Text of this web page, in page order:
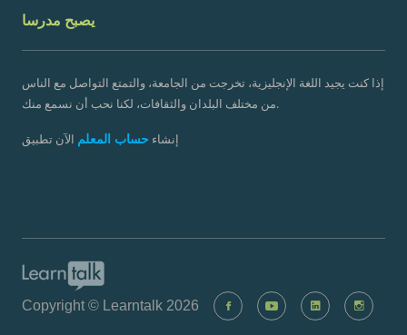
يصبح مدرسا
إذا كنت يجيد اللغة الإنجليزية، تخرجت من الجامعة، والتمتع التواصل مع الناس
من مختلف البلدان والثقافات، لكنا نحب أن نسمع منك.
إنشاء حساب المعلم الآن تطبيق
Copyright © Learntalk 2026